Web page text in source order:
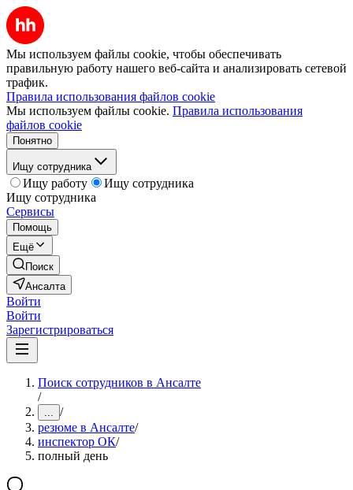
Мы используем файлы cookie, чтобы обеспечивать
правильную работу нашего веб-сайта и анализировать сетевой
трафик.
Правила использования файлов cookie
Мы используем файлы cookie. Правила использования
файлов cookie
Понятно
Ищу сотрудника
Ищу работу
Ищу сотрудника
Ищу сотрудника
Сервисы
Помощь
Ещё
Поиск
Ансалта
Войти
Войти
Зарегистрироваться
Поиск сотрудников в Ансалте
/
... /
резюме в Ансалте/
инспектор ОК/
полный день